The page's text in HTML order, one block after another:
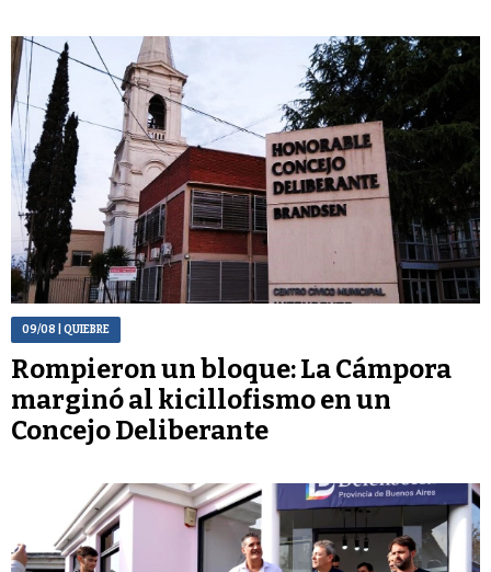
09/08 | QUIEBRE
Rompieron un bloque: La Cámpora
marginó al kicillofismo en un
Concejo Deliberante